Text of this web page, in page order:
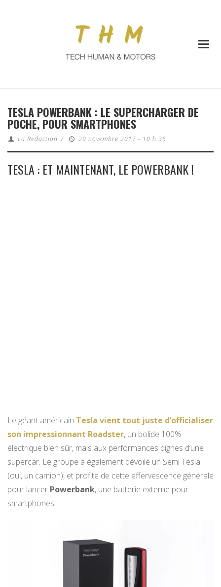
TESLA POWERBANK : LE SUPERCHARGER DE
POCHE, POUR SMARTPHONES
La Redaction / 20 novembre 2017 - 10 h 36
TESLA : ET MAINTENANT, LE POWERBANK !
Le géant américain Tesla vient tout juste d’officialiser
son impressionnant Roadster, un bolide 100%
électrique bien sûr, mais aux performances dignes d’une
supercar. Le groupe a également dévoilé un Semi Tesla
(oui, un camion), et profite de cette effervescence générale
pour lancer Powerbank, une batterie externe pour
smartphones.